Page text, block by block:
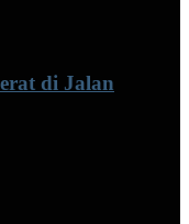
di Jalan